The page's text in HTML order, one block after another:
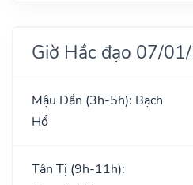
Giờ Hắc đạo 07/
Mậu Dần (3h-5h): Bạch
Hổ
Tân Tị (9h-11h):